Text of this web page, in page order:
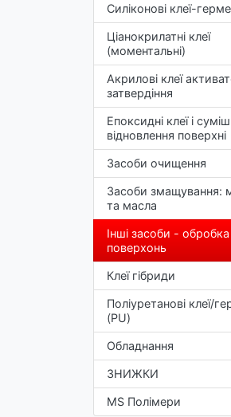
Силіконові клеї-
Ціанокрилатні клеї
(моментальні)
Акрилові клеї
затвердіння
Епоксидні клеї і
відновлення поверхні
Засоби очищення
Засоби змащування:
та масла
Інші засоби - обробка
поверхонь
Клеї гібриди
Поліуретанові клеї/
(PU)
Обладнання
ЗНИЖКИ
MS Полімери